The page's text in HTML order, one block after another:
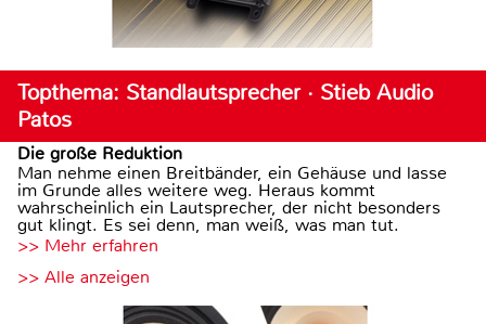
Topthema: Standlautsprecher · Stieb Audio
Patos
Die große Reduktion
Man nehme einen Breitbänder, ein Gehäuse und lasse
im Grunde alles weitere weg. Heraus kommt
wahrscheinlich ein Lautsprecher, der nicht besonders
gut klingt. Es sei denn, man weiß, was man tut.
>> Mehr erfahren
>> Alle anzeigen